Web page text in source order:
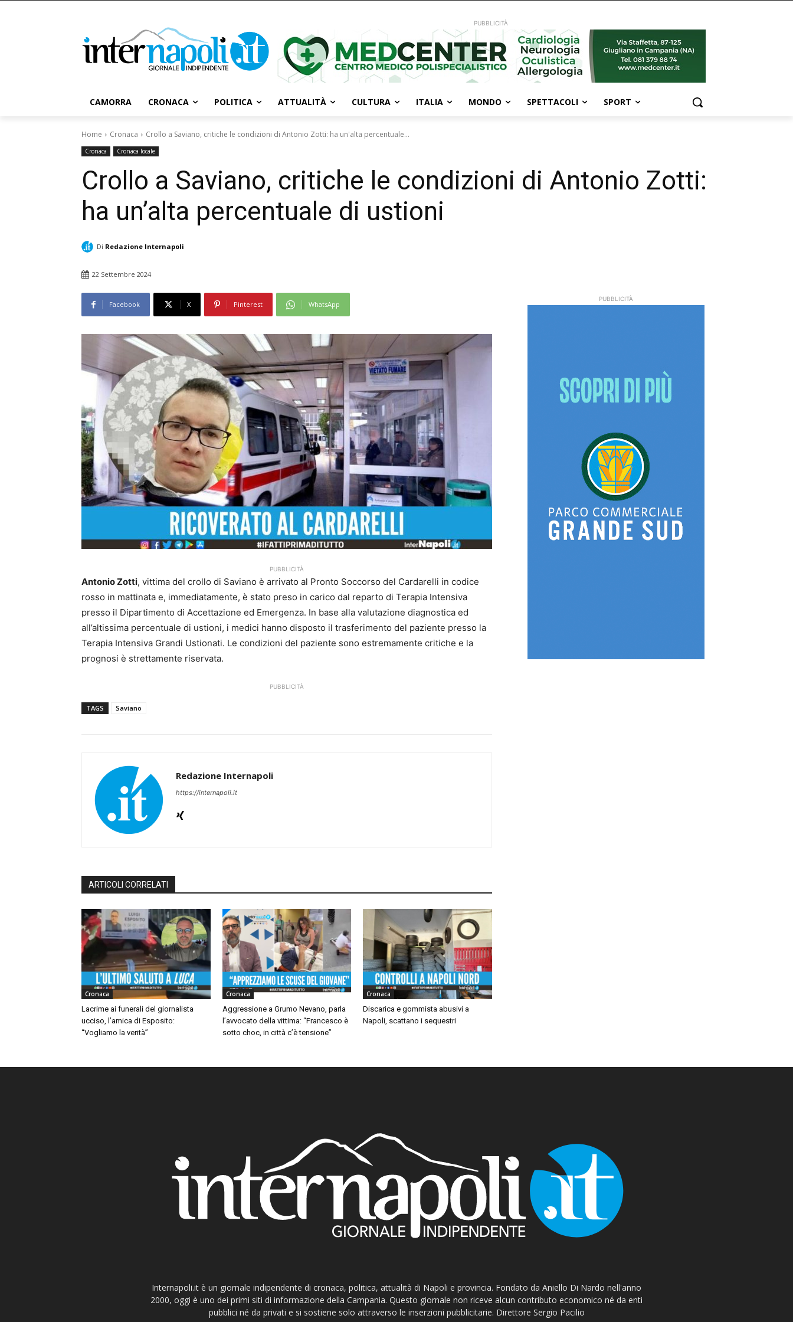
PUBBLICITÀ
CAMORRA CRONACA POLITICA ATTUALITÀ CULTURA ITALIA MONDO SPETTACOLI SPORT
Home Cronaca Crollo a Saviano, critiche le condizioni di Antonio Zotti: ha un'alta percentuale...
Cronaca Cronaca locale
Crollo a Saviano, critiche le condizioni di Antonio Zotti:
ha un’alta percentuale di ustioni
Di Redazione Internapoli
22 Settembre 2024
Facebook X Pinterest WhatsApp
PUBBLICITÀ
Antonio Zotti, vittima del crollo di Saviano è arrivato al Pronto Soccorso del Cardarelli in codice
rosso in mattinata e, immediatamente, è stato preso in carico dal reparto di Terapia Intensiva
presso il Dipartimento di Accettazione ed Emergenza. In base alla valutazione diagnostica ed
all’altissima percentuale di ustioni, i medici hanno disposto il trasferimento del paziente presso la
Terapia Intensiva Grandi Ustionati. Le condizioni del paziente sono estremamente critiche e la
prognosi è strettamente riservata.
PUBBLICITÀ
TAGS Saviano
Redazione Internapoli
https://internapoli.it
ARTICOLI CORRELATI
Cronaca
Lacrime ai funerali del giornalista
ucciso, l’amica di Esposito:
“Vogliamo la verità”
Cronaca
Aggressione a Grumo Nevano, parla
l’avvocato della vittima: “Francesco è
sotto choc, in città c’è tensione”
Cronaca
Discarica e gommista abusivi a
Napoli, scattano i sequestri
PUBBLICITÀ
Internapoli.it è un giornale indipendente di cronaca, politica, attualità di Napoli e provincia. Fondato da Aniello Di Nardo nell'anno
2000, oggi è uno dei primi siti di informazione della Campania. Questo giornale non riceve alcun contributo economico né da enti
pubblici né da privati e si sostiene solo attraverso le inserzioni pubblicitarie. Direttore Sergio Pacilio